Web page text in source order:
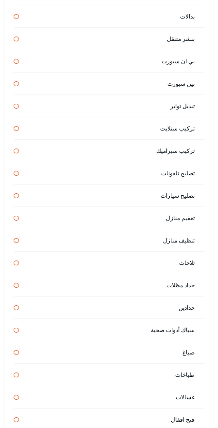
بدالات
بنشر متنقل
بي ان سبورت
بين سبورت
تبديل تواير
تركيب ستلايت
تركيب سيراميك
تصليح تلفونات
تصليح سيارات
تعقيم منازل
تنظيف منازل
ثلاجات
حداد مظلات
حدادين
سباك أدوات صحية
صباغ
طباخات
غسالات
فتح اقفال